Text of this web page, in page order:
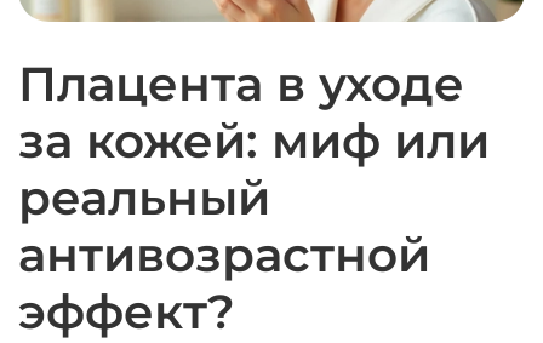
Плацента в уходе
за кожей: миф или
реальный
антивозрастной
эффект?